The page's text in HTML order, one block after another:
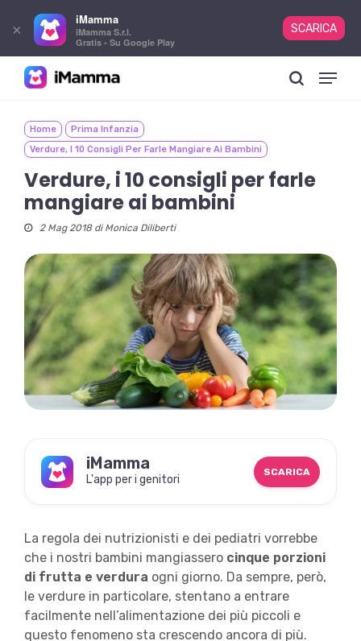
content
Menu
Home
Prima Infanzia
Verdure, I 10 Consigli Per Farle Mangiare Ai Bambini
Verdure, i 10 consigli per farle
mangiare ai bambini
2 Mag 2018 di Monica Diliberti
iMamma
L'app per i genitori
SCARICA
La regola dei nutrizionisti e dei pediatri vorrebbe
che i nostri bambini mangiassero cinque porzioni
di frutta e verdura ogni giorno. Da sempre, però,
le verdure in particolare, stentano a entrare
facilmente nell’alimentazione dei più piccoli e
questo fenomeno sta crescendo ancora di più.
×
iMamma
iMamma S.r.l.
Gratis - Su Google Play
SCARICA